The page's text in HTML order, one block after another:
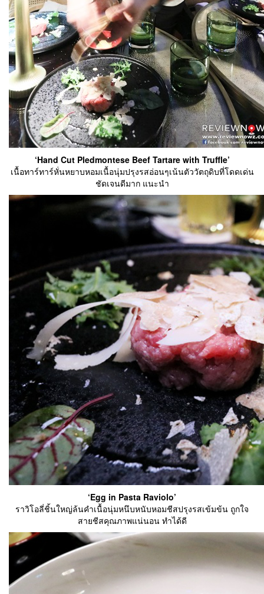
‘Hand Cut Pledmontese Beef Tartare with Truffle’
เนื้อทาร์ทาร์หั่นหยาบหอมเนื้อนุ่มปรุงรสอ่อนๆเน้นตัววัตถุดิบที่โดดเด่น
ชัดเจนดีมาก แนะนำ
‘Egg in Pasta Raviolo’
ราวิโอลี่ชิ้นใหญ่ล้นคำเนื้อนุ่มหนึบหนับหอมชีสปรุงรสเข้มข้น ถูกใจ
สายชีสคุณภาพแน่นอน ทำได้ดี